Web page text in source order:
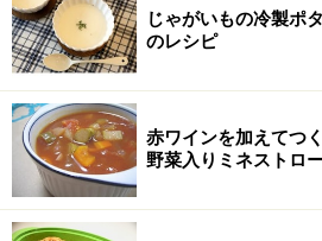
じゃがいもの冷製ポ
のレシピ
赤ワインを加えてつ
野菜入りミネストロ